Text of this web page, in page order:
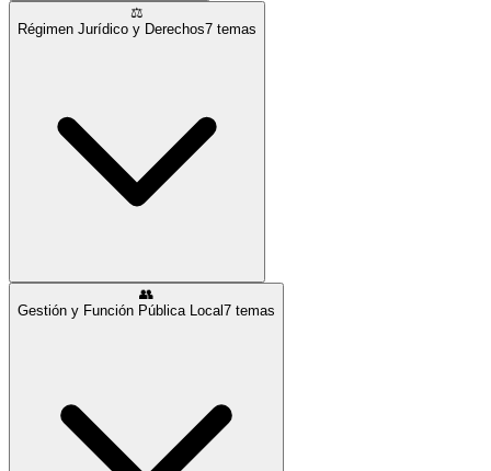
⚖️
Régimen Jurídico y Derechos7 temas
👥
Gestión y Función Pública Local7 temas